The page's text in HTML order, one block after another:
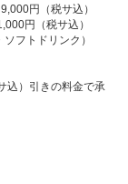
サ込）
サ込）
トドリンク）
）引きの料金で承